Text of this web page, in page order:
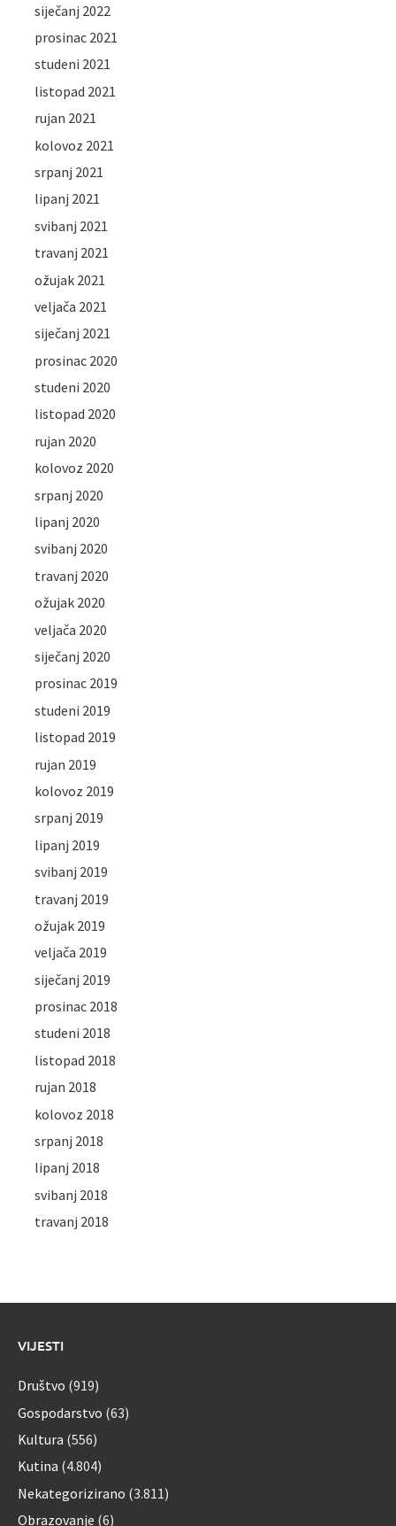
siječanj 2022
prosinac 2021
studeni 2021
listopad 2021
rujan 2021
kolovoz 2021
srpanj 2021
lipanj 2021
svibanj 2021
travanj 2021
ožujak 2021
veljača 2021
siječanj 2021
prosinac 2020
studeni 2020
listopad 2020
rujan 2020
kolovoz 2020
srpanj 2020
lipanj 2020
svibanj 2020
travanj 2020
ožujak 2020
veljača 2020
siječanj 2020
prosinac 2019
studeni 2019
listopad 2019
rujan 2019
kolovoz 2019
srpanj 2019
lipanj 2019
svibanj 2019
travanj 2019
ožujak 2019
veljača 2019
siječanj 2019
prosinac 2018
studeni 2018
listopad 2018
rujan 2018
kolovoz 2018
srpanj 2018
lipanj 2018
svibanj 2018
travanj 2018
VIJESTI
Društvo (919)
Gospodarstvo (63)
Kultura (556)
Kutina (4.804)
Nekategorizirano (3.811)
Obrazovanje (6)